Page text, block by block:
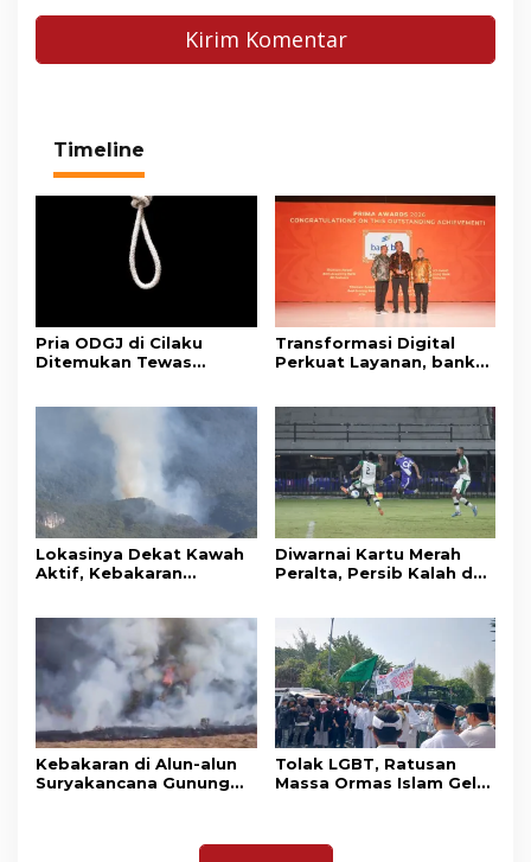
Timeline
Pria ODGJ di Cilaku
Ditemukan Tewas
Transformasi Digital
Perkuat Layanan, bank
Awards 2026
Lokasinya Dekat Kawah
Aktif, Kebakaran
Pangrango
Diwarnai Kartu Merah
Peralta, Persib Kalah dari
Kebakaran di Alun-alun
Suryakancana Gunung
Tolak LGBT, Ratusan
Massa Ormas Islam Gelar